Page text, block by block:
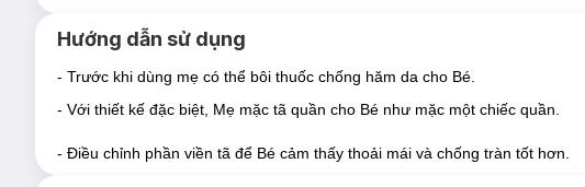
Tã Quần Huggies Pants Jumbo M40 Miếng (6-11Kg)
Hướng dẫn sử dụng
- Trước khi dùng mẹ có thể bôi thuốc chống hăm da cho Bé.
- Với thiết kế đặc biệt, Mẹ mặc tã quần cho Bé như mặc một chiếc quần.
- Điều chỉnh phần viền tã để Bé cảm thấy thoải mái và chống tràn tốt hơn.